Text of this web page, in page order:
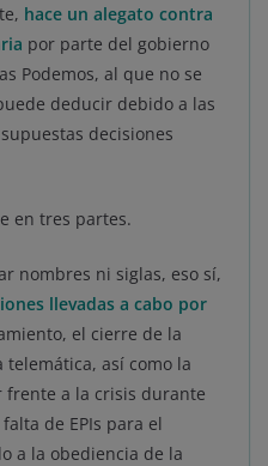
hace un alegato contra
por parte del gobierno
Podemos, al que no se
deducir debido a las
decisiones
en tres partes.
nombres ni siglas, eso sí,
llevadas a cabo por
el cierre de la
así como la
frente a la crisis durante
de EPIs para el
a la obediencia de la